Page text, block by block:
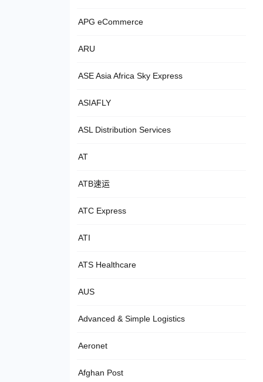
APG eCommerce
ARU
ASE Asia Africa Sky Express
ASIAFLY
ASL Distribution Services
AT
ATB速运
ATC Express
ATI
ATS Healthcare
AUS
Advanced & Simple Logistics
Aeronet
Afghan Post